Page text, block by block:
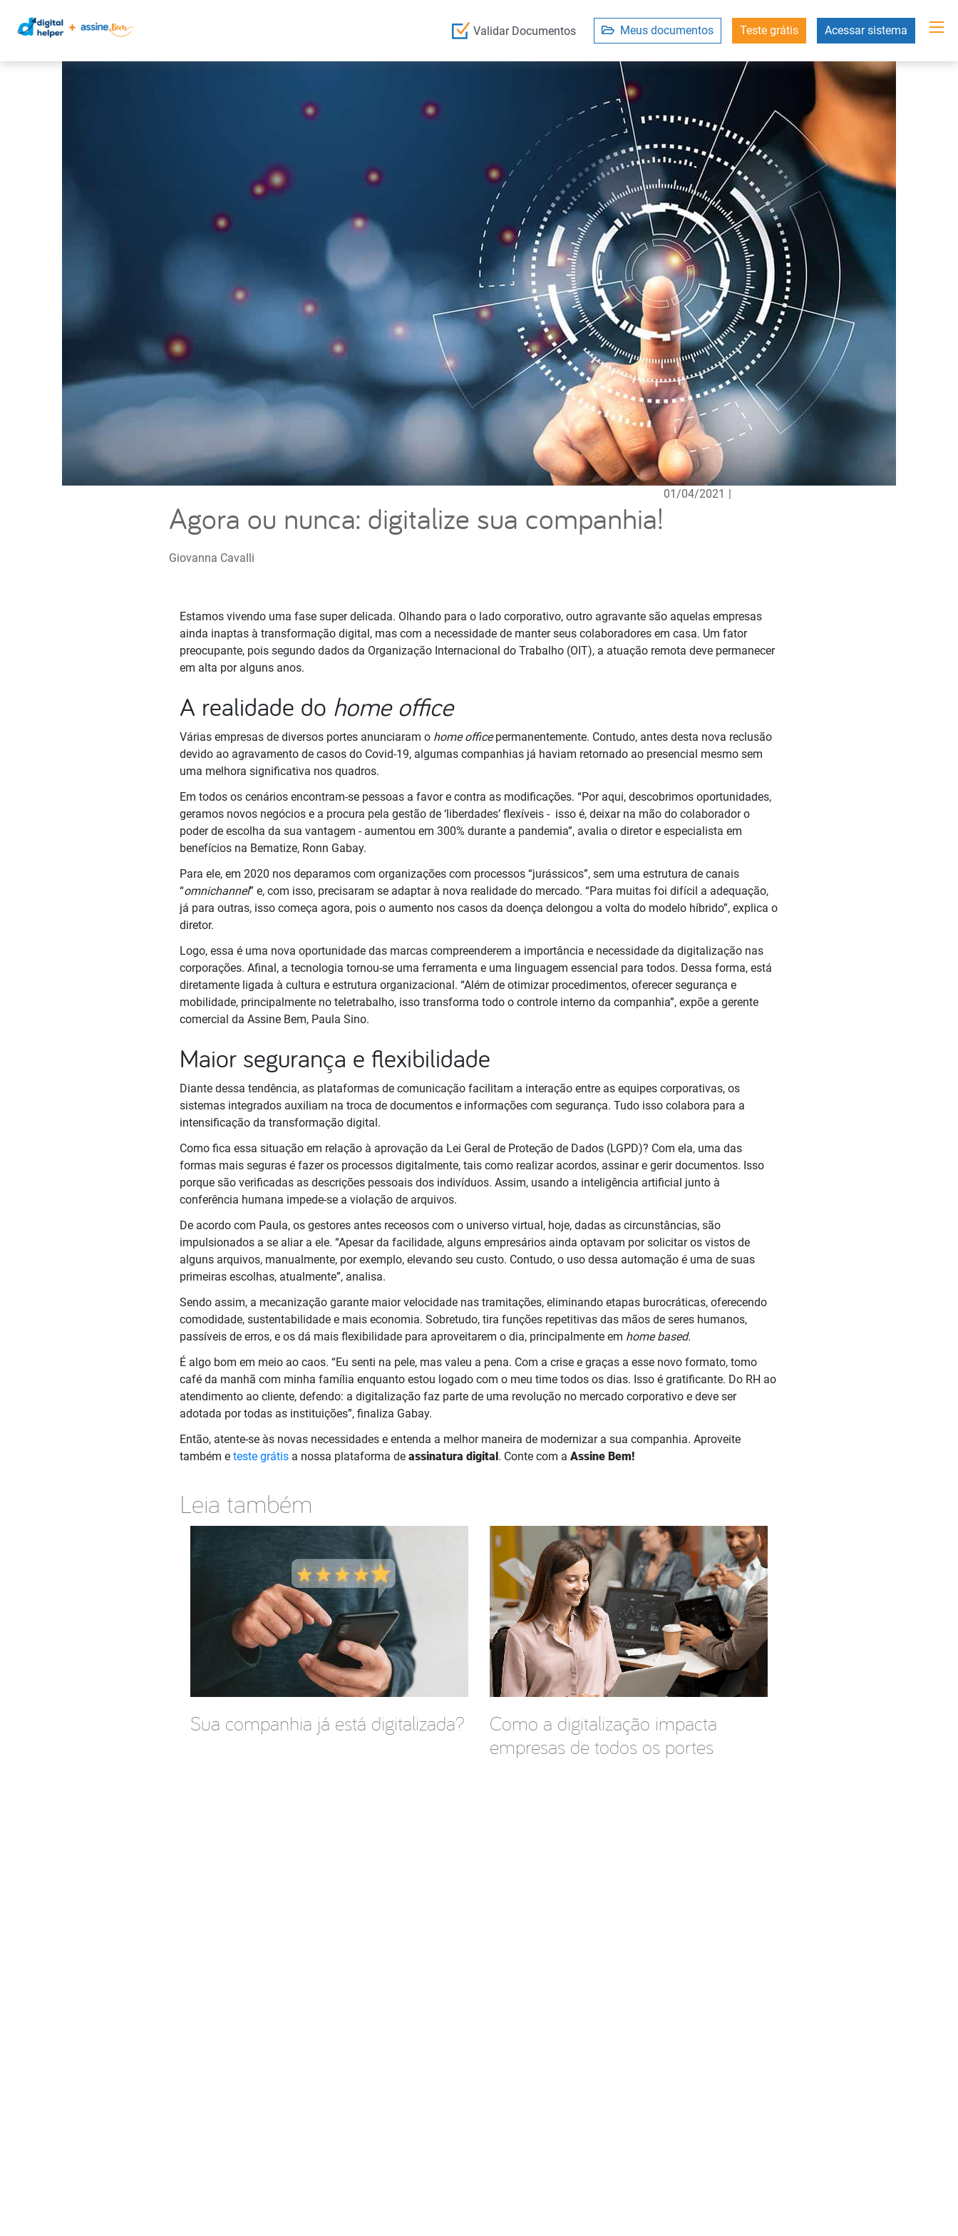
Acessar sistema
Teste grátis
Meus documentos
Validar Documentos
Agora ou nunca: digitalize sua companhia!
01/04/2021 |
Giovanna Cavalli
Estamos vivendo uma fase super delicada. Olhando para o lado corporativo, outro agravante são aquelas empresas
ainda inaptas à transformação digital, mas com a necessidade de manter seus colaboradores em casa. Um fator
preocupante, pois segundo dados da Organização Internacional do Trabalho (OIT), a atuação remota deve permanecer
em alta por alguns anos.
A realidade do home office
Várias empresas de diversos portes anunciaram o home officepermanentemente. Contudo, antes desta nova reclusão
devido ao agravamento de casos do Covid-19, algumas companhias já haviam retornado ao presencial mesmo sem
uma melhora significativa nos quadros.
Em todos os cenários encontram-se pessoas a favor e contra as modificações. “Por aqui, descobrimos oportunidades,
geramos novos negócios e a procura pela gestão de ‘liberdades’ flexíveis - isso é, deixar na mão do colaborador o
poder de escolha da sua vantagem - aumentou em 300% durante a pandemia”, avalia o diretor e especialista em
benefícios na Bematize, Ronn Gabay.
Para ele, em 2020 nos deparamos com organizações com processos “jurássicos”, sem uma estrutura de canais
“omnichannel” e, com isso, precisaram se adaptar à nova realidade do mercado. “Para muitas foi difícil a adequação,
já para outras, isso começa agora, pois o aumento nos casos da doença delongou a volta do modelo híbrido”, explica o
diretor.
Logo, essa é uma nova oportunidade das marcas compreenderem a importância e necessidade da digitalização nas
corporações. Afinal, a tecnologia tornou-se uma ferramenta e uma linguagem essencial para todos. Dessa forma, está
diretamente ligada à cultura e estrutura organizacional. “Além de otimizar procedimentos, oferecer segurança e
mobilidade, principalmente no teletrabalho, isso transforma todo o controle interno da companhia”, expõe a gerente
comercial da Assine Bem, Paula Sino.
Maior segurança e flexibilidade
Diante dessa tendência, as plataformas de comunicação facilitam a interação entre as equipes corporativas, os
sistemas integrados auxiliam na troca de documentos e informações com segurança. Tudo isso colabora para a
intensificação da transformação digital.
Como fica essa situação em relação à aprovação da Lei Geral de Proteção de Dados (LGPD)? Com ela, uma das
formas mais seguras é fazer os processos digitalmente, tais como realizar acordos, assinar e gerir documentos. Isso
porque são verificadas as descrições pessoais dos indivíduos. Assim, usando a inteligência artificial junto à
conferência humana impede-se a violação de arquivos.
De acordo com Paula, os gestores antes receosos com o universo virtual, hoje, dadas as circunstâncias, são
impulsionados a se aliar a ele. “Apesar da facilidade, alguns empresários ainda optavam por solicitar os vistos de
alguns arquivos, manualmente, por exemplo, elevando seu custo. Contudo, o uso dessa automação é uma de suas
primeiras escolhas, atualmente”, analisa.
Sendo assim, a mecanização garante maior velocidade nas tramitações, eliminando etapas burocráticas, oferecendo
comodidade, sustentabilidade e mais economia. Sobretudo, tira funções repetitivas das mãos de seres humanos,
passíveis de erros, e os dá mais flexibilidade para aproveitarem o dia, principalmente em home based.
É algo bom em meio ao caos. “Eu senti na pele, mas valeu a pena. Com a crise e graças a esse novo formato, tomo
café da manhã com minha família enquanto estou logado com o meu time todos os dias. Isso é gratificante. Do RH ao
atendimento ao cliente, defendo: a digitalização faz parte de uma revolução no mercado corporativo e deve ser
adotada por todas as instituições”, finaliza Gabay.
Então, atente-se às novas necessidades e entenda a melhor maneira de modernizar a sua companhia. Aproveite
também e teste grátis a nossa plataforma de assinatura digital. Conte com a Assine Bem!
Leia também
Sua companhia já está digitalizada?
Como a digitalização impacta
empresas de todos os portes